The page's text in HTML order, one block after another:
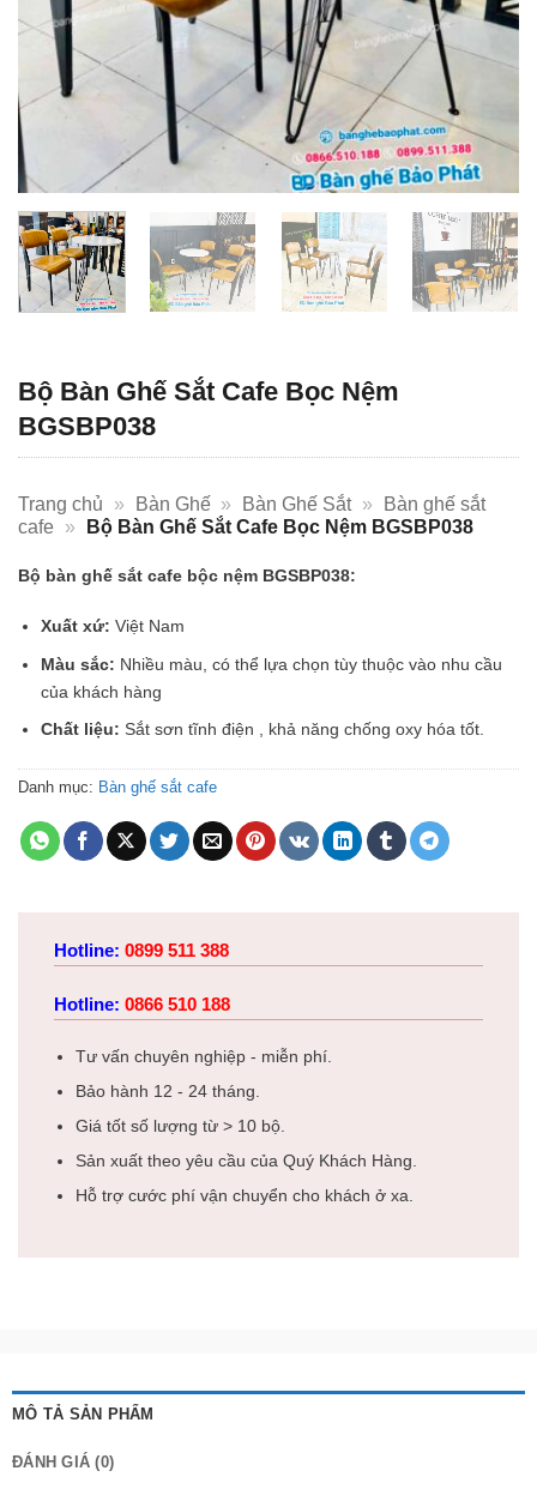
Bộ Bàn Ghế Sắt Cafe Bọc Nệm
BGSBP038
Trang chủ » Bàn Ghế » Bàn Ghế Sắt »
Bàn ghế sắt
cafe » Bộ Bàn Ghế Sắt Cafe Bọc Nệm BGSBP038
Bộ bàn ghế sắt cafe bộc nệm BGSBP038:
Xuất xứ: Việt Nam
Màu sắc: Nhiều màu, có thể lựa chọn tùy thuộc vào nhu cầu
của khách hàng
Chất liệu: Sắt sơn tĩnh điện , khả năng chống oxy hóa tốt.
Danh mục: Bàn ghế sắt cafe
Hotline: 0899 511 388
Hotline: 0866 510 188
Tư vấn chuyên nghiệp - miễn phí.
Bảo hành 12 - 24 tháng.
Giá tốt số lượng từ > 10 bộ.
Sản xuất theo yêu cầu của Quý Khách Hàng.
Hỗ trợ cước phí vận chuyển cho khách ở xa.
MÔ TẢ SẢN PHẨM
ĐÁNH GIÁ (0)